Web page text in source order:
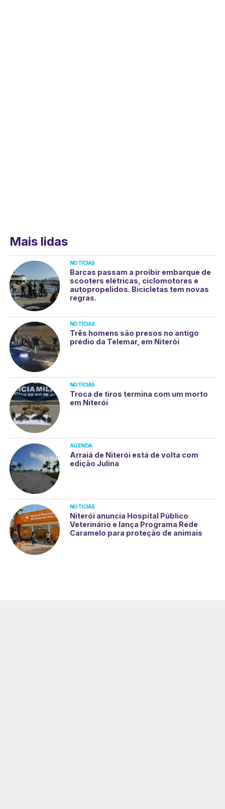
Mais lidas
NOTÍCIAS
Barcas passam a proibir embarque de
scooters elétricas, ciclomotores e
autopropelidos. Bicicletas tem novas
regras.
NOTÍCIAS
Três homens são presos no antigo
prédio da Telemar, em Niterói
NOTÍCIAS
Troca de tiros termina com um morto
em Niterói
AGENDA
Arraiá de Niterói está de volta com
edição Julina
NOTÍCIAS
Niterói anuncia Hospital Público
Veterinário e lança Programa Rede
Caramelo para proteção de animais